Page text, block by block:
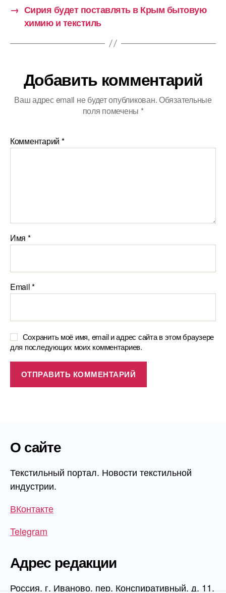
→ Сирия будет поставлять в Крым бытовую
химию и текстиль
Добавить комментарий
Ваш адрес email не будет опубликован.Обязательные
поля помечены *
Комментарий *
Имя *
Email*
Сохранить моё имя, email и адрес сайта в этом браузере
для последующих моих комментариев.
О сайте
Текстильный портал. Новости текстильной
индустрии.
ВКонтакте
Telegram
Адрес редакции
Россия, г. Иваново, пер. Конспиративный, д. 11,